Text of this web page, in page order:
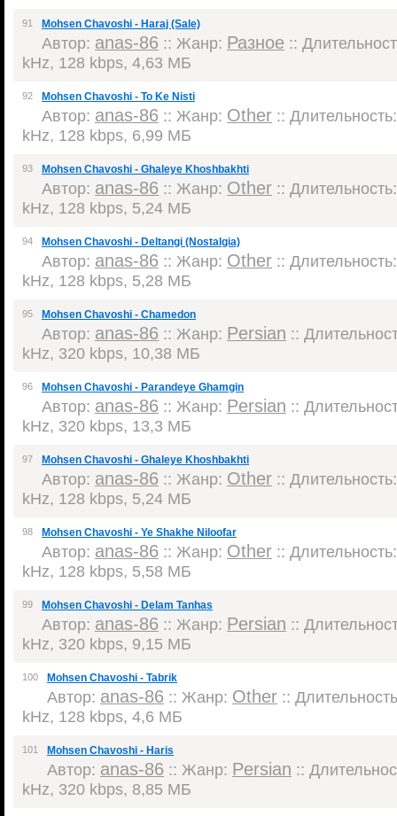
91 Mohsen Chavoshi - Haraj (Sale)
Автор: anas-86 :: Жанр: Разное ::
kHz, 128 kbps, 4,63 МБ
92 Mohsen Chavoshi - To Ke Nisti
Автор: anas-86 :: Жанр: Other ::
kHz, 128 kbps, 6,99 МБ
93 Mohsen Chavoshi - Ghaleye Khoshbakhti
Автор: anas-86 :: Жанр: Other ::
kHz, 128 kbps, 5,24 МБ
94 Mohsen Chavoshi - Deltangi (Nostalgia)
Автор: anas-86 :: Жанр: Other ::
kHz, 128 kbps, 5,28 МБ
95 Mohsen Chavoshi - Chamedon
Автор: anas-86 :: Жанр: Persian ::
kHz, 320 kbps, 10,38 МБ
96 Mohsen Chavoshi - Parandeye Ghamgin
Автор: anas-86 :: Жанр: Persian ::
kHz, 320 kbps, 13,3 МБ
97 Mohsen Chavoshi - Ghaleye Khoshbakhti
Автор: anas-86 :: Жанр: Other ::
kHz, 128 kbps, 5,24 МБ
98 Mohsen Chavoshi - Ye Shakhe Niloofar
Автор: anas-86 :: Жанр: Other ::
kHz, 128 kbps, 5,58 МБ
99 Mohsen Chavoshi - Delam Tanhas
Автор: anas-86 :: Жанр: Persian ::
kHz, 320 kbps, 9,15 МБ
100 Mohsen Chavoshi - Tabrik
Автор: anas-86 :: Жанр: Other ::
kHz, 128 kbps, 4,6 МБ
101 Mohsen Chavoshi - Haris
Автор: anas-86 :: Жанр: Persian ::
kHz, 320 kbps, 8,85 МБ